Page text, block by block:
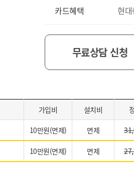
카드혜택 현
무료상담 신청
가입비 설치비
10만원(면제) 면제
10만원(면제) 면제